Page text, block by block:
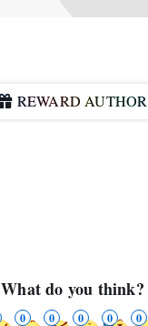
REWARD AUTHOR
What do you think?
0 0 0 0 0